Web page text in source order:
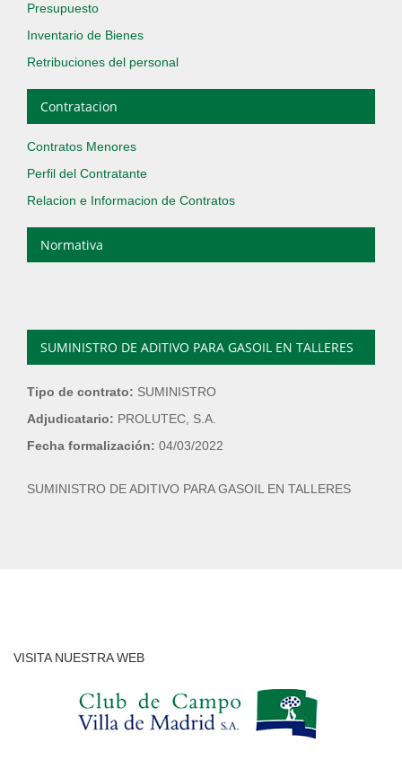
Presupuesto
Inventario de Bienes
Retribuciones del personal
Contratacion
Contratos Menores
Perfil del Contratante
Relacion e Informacion de Contratos
Normativa
SUMINISTRO DE ADITIVO PARA GASOIL EN TALLERES
Tipo de contrato: SUMINISTRO
Adjudicatario: PROLUTEC, S.A.
Fecha formalización: 04/03/2022
SUMINISTRO DE ADITIVO PARA GASOIL EN TALLERES
VISITA NUESTRA WEB